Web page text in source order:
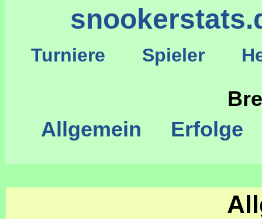
Turniere Spieler
Allgemein Erfolge